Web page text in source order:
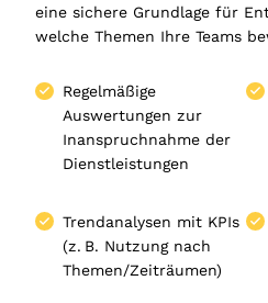
eine sichere Grundlage für
welche Themen Ihre Teams
Regelmäßige
Auswertungen zur
Inanspruchnahme der
Dienstleistungen
Trendanalysen mit KPIs
(z. B. Nutzung nach
Themen/Zeiträumen)